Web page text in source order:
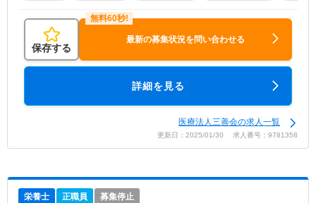
保存する
最新の募集状況を問い合わせる
詳細を見る
医療法人三善会の求人一覧
更新日：2025/01/30 求人番号：9781358
栄養士 正職員 募集停止